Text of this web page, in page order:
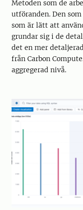
Metoden som de
utföranden. Den
som är lätt att
grundar sig i de
det en mer
från Carbon
aggregerad nivå.